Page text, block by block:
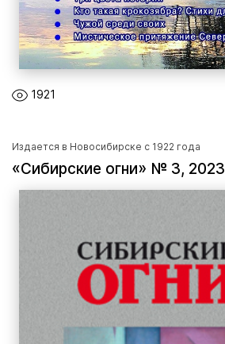
1921
Издается в Новосибирске с 1922 года
«Сибирские огни» № 3, 2023